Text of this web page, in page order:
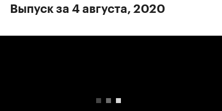
Выпуск за 4 августа, 2020